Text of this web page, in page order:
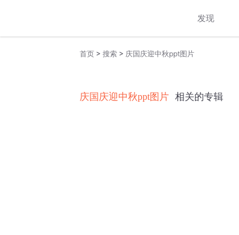
发现
首页 > 搜索 > 庆国庆迎中秋ppt图片
庆国庆迎中秋ppt图片 相关的专辑